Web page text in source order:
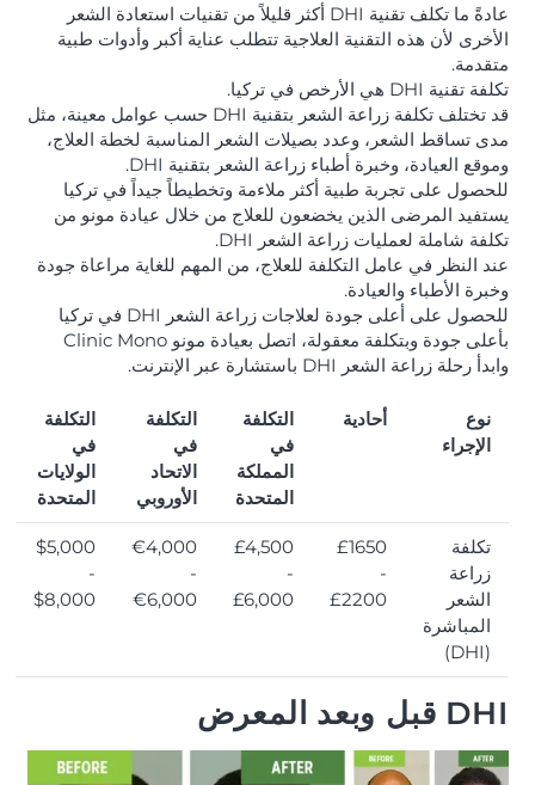
عادةً ما تكلف تقنية DHI أكثر قليلاً من تقنيات استعادة الشعر
الأخرى لأن هذه التقنية العلاجية تتطلب عناية أكبر وأدوات طبية
متقدمة.
تكلفة تقنية DHI هي الأرخص في تركيا.
قد تختلف تكلفة زراعة الشعر بتقنية DHI حسب عوامل معينة، مثل
مدى تساقط الشعر، وعدد بصيلات الشعر المناسبة لخطة العلاج،
وموقع العيادة، وخبرة أطباء زراعة الشعر بتقنية DHI.
للحصول على تجربة طبية أكثر ملاءمة وتخطيطاً جيداً في تركيا
يستفيد المرضى الذين يخضعون للعلاج من خلال عيادة مونو من
تكلفة شاملة لعمليات زراعة الشعر DHI.
عند النظر في عامل التكلفة للعلاج، من المهم للغاية مراعاة جودة
وخبرة الأطباء والعيادة.
للحصول على أعلى جودة لعلاجات زراعة الشعر DHI في تركيا
بأعلى جودة وبتكلفة معقولة، اتصل بعيادة مونو Clinic Mono
وابدأ رحلة زراعة الشعر DHI باستشارة عبر الإنترنت.
نوع
الإجراء
أحادية
التكلفة
في
المملكة
المتحدة
التكلفة
في
الاتحاد
الأوروبي
التكلفة
في
الولايات
المتحدة
تكلفة
زراعة
الشعر
المباشرة
(DHI)
£1650
-
£2200
£4,500
-
£6,000
€4,000
-
€6,000
$5,000
-
$8,000
DHI قبل وبعد المعرض